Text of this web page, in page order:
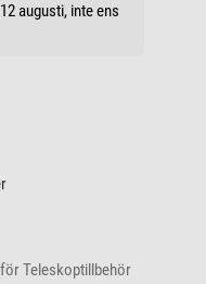
augusti, inte ens
för Teleskoptillbehör